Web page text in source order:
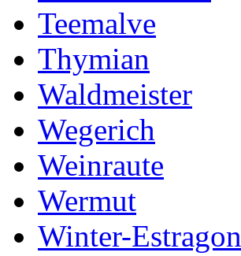
Teemalve
Thymian
Waldmeister
Wegerich
Weinraute
Wermut
Winter-Estragon